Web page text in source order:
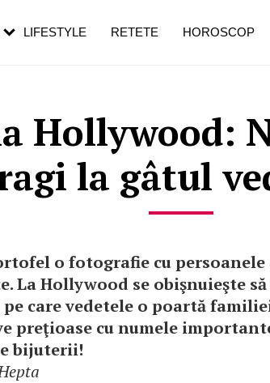
Hollywood:
la gâtul
o fotografie cu persoanele
La Hollywood se obişnuieşte
care vedetele o poartă
preţioase cu numele
bijuterii!
LIFESTYLE RETETE HOROSCOP
pe măsură ce înaintezi